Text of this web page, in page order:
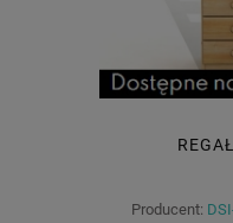
Producent: